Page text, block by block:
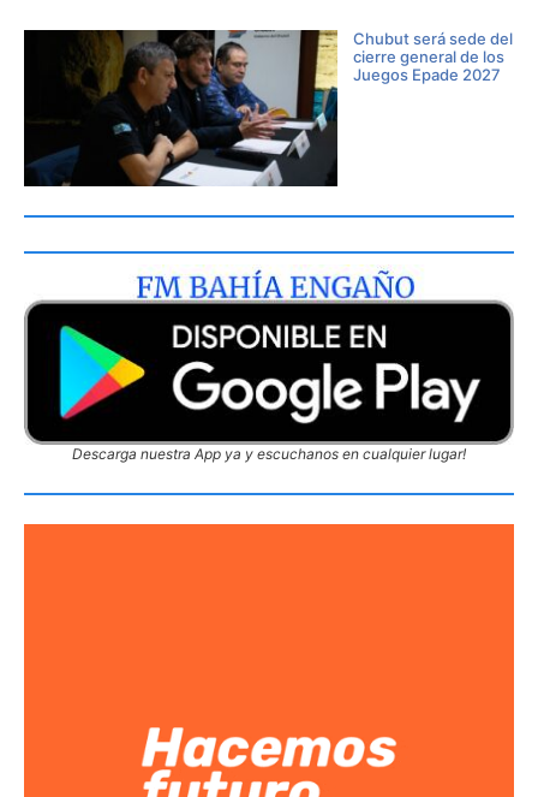
Chubut será sede del
cierre general de los
Juegos Epade 2027
Descarga nuestra App ya y escuchanos en cualquier lugar!